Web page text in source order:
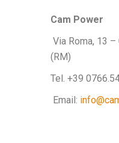
Cam Power
Via Roma, 13
(RM)
Tel. +39
Email: